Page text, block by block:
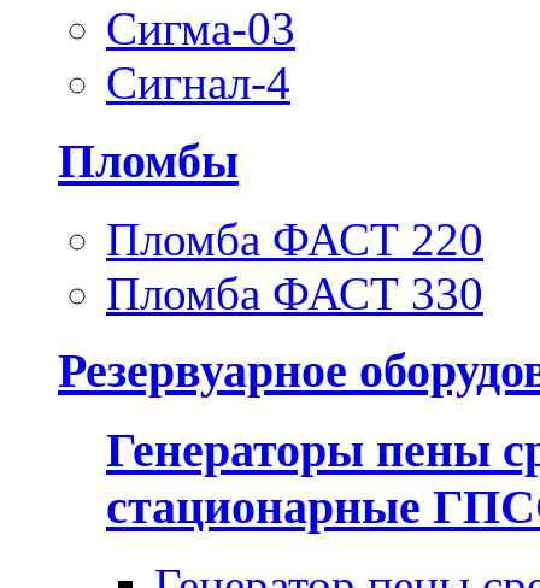
Сигма-03
Сигнал-4
Пломбы
Пломба ФАСТ 220
Пломба ФАСТ 330
Резервуарное
Генераторы пены
стационарные